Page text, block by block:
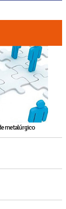
metalúrgico